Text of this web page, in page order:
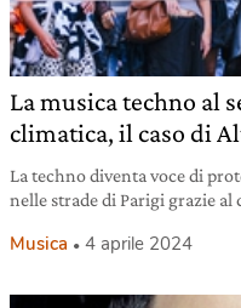
La musica techno al
climatica, il caso di
La techno diventa voce di
nelle strade di Parigi grazie
Musica 4 aprile 2024